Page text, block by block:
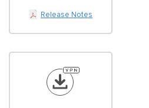
Release Notes